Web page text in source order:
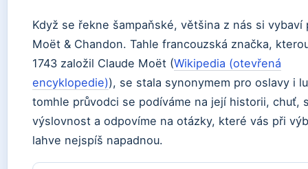
Když se řekne šampaňské, většina z nás si vybaví
Moët & Chandon. Tahle francouzská značka,
1743 založil Claude Moët (Wikipedia (otevřená
encyklopedie)), se stala synonymem pro oslavy i
tomhle průvodci se podíváme na její historii, chuť,
výslovnost a odpovíme na otázky, které vás při
lahve nejspíš napadnou.